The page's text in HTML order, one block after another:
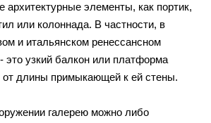
архитектурные элементы, как портик,
или колоннада. В частности, в
и итальянском ренессансном
это узкий балкон или платформа
от длины примыкающей к ей стены.
галерею можно либо